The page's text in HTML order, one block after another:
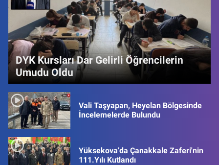
DYK Kursları Dar Gelirli Öğrencilerin
Umudu Oldu
Vali Taşyapan, Heyelan Bölgesinde
İncelemelerde Bulundu
Yüksekova’da Çanakkale Zaferi'nin
111.Yılı Kutlandı